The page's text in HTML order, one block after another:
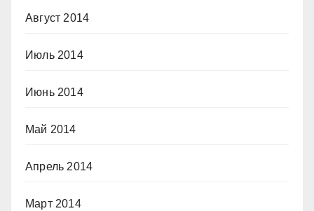
Август 2014
Июль 2014
Июнь 2014
Май 2014
Апрель 2014
Март 2014